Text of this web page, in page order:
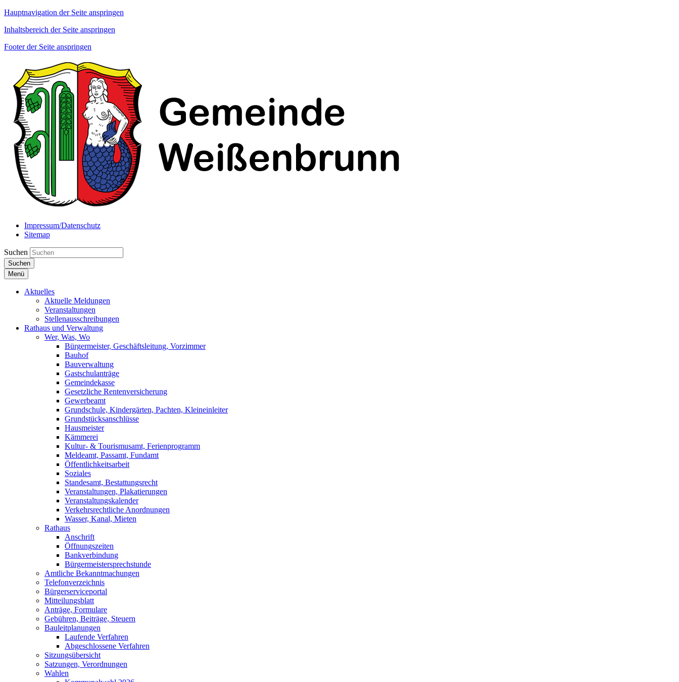
Hauptnavigation der Seite anspringen
Inhaltsbereich der Seite anspringen
Footer der Seite anspringen
Impressum/Datenschutz
Sitemap
Suchen
Suchen
Menü
Aktuelles
Aktuelle Meldungen
Veranstaltungen
Stellenausschreibungen
Rathaus und Verwaltung
Wer, Was, Wo
Bürgermeister, Geschäftsleitung, Vorzimmer
Bauhof
Bauverwaltung
Gastschulanträge
Gemeindekasse
Gesetzliche Rentenversicherung
Gewerbeamt
Grundschule, Kindergärten, Pachten, Kleineinleiter
Grundstücksanschlüsse
Hausmeister
Kämmerei
Kultur- & Tourismusamt, Ferienprogramm
Meldeamt, Passamt, Fundamt
Öffentlichkeitsarbeit
Soziales
Standesamt, Bestattungsrecht
Veranstaltungen, Plakatierungen
Veranstaltungskalender
Verkehrsrechtliche Anordnungen
Wasser, Kanal, Mieten
Rathaus
Anschrift
Öffnungszeiten
Bankverbindung
Bürgermeistersprechstunde
Amtliche Bekanntmachungen
Telefonverzeichnis
Bürgerserviceportal
Mitteilungsblatt
Anträge, Formulare
Gebühren, Beiträge, Steuern
Bauleitplanungen
Laufende Verfahren
Abgeschlossene Verfahren
Sitzungsübersicht
Satzungen, Verordnungen
Wahlen